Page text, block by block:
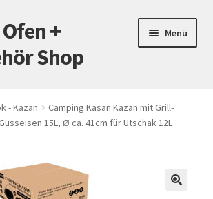
+
Shop
Menü
- Kazan
Camping Kasan Kazan mit Grill-
15L, Ø ca. 41cm für Utschak 12L